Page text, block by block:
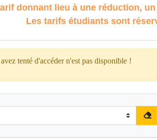
donnant lieu à une réduction,
Les tarifs étudiants sont
tenté d'accéder n'est pas disponible !